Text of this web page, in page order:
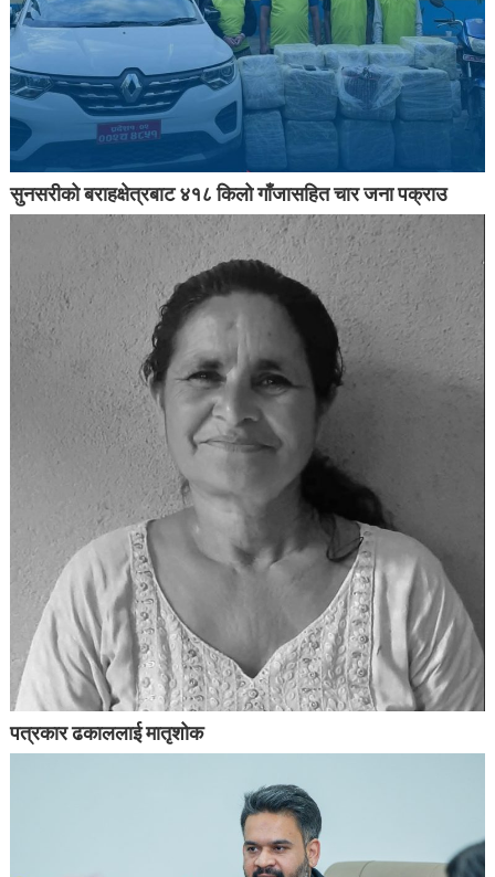
सुनसरीको बराहक्षेत्रबाट ४१८ किलो गाँजासहित चार जना पक्राउ
पत्रकार ढकाललाई मातृशोक